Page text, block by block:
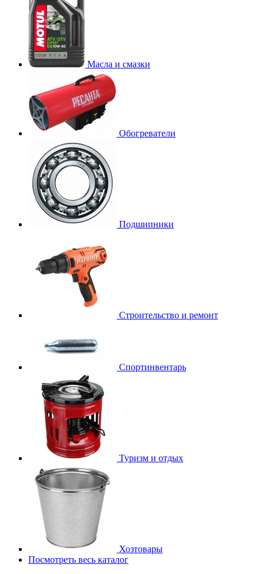
Масла и смазки
Обогреватели
Подшипники
Строительство и ремонт
Спортинвентарь
Туризм и отдых
Хозтовары
Посмотреть весь каталог